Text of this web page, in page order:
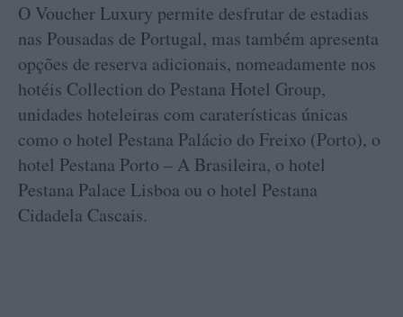
O Voucher Luxury permite desfrutar de estadias
nas Pousadas de Portugal, mas também apresenta
opções de reserva adicionais, nomeadamente nos
hotéis Collection do Pestana Hotel Group,
unidades hoteleiras com caraterísticas únicas
como o hotel Pestana Palácio do Freixo (Porto), o
hotel Pestana Porto – A Brasileira, o hotel
Pestana Palace Lisboa ou o hotel Pestana
Cidadela Cascais.